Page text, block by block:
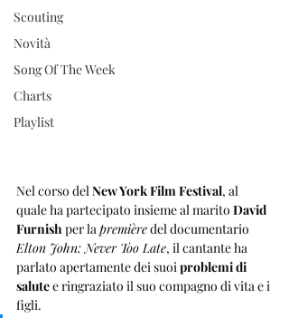
Scouting
Novità
Song Of The Week
Charts
Playlist
Nel corso del New York Film Festival, al
quale ha partecipato insieme al marito David
Furnish per la première del documentario
Elton John: Never Too Late, il cantante ha
parlato apertamente dei suoi problemi di
salute e ringraziato il suo compagno di vita e i
figli.